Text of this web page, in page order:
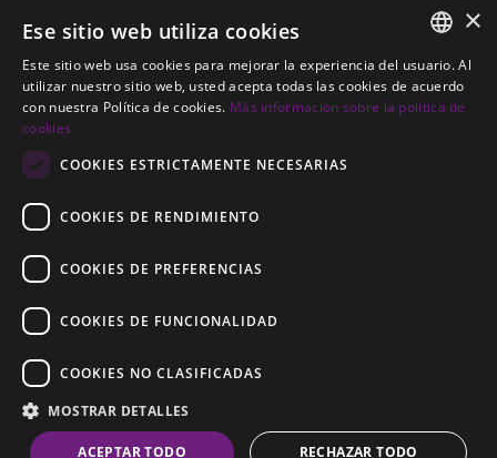
+34 856 091 709
info@noll-sotogrande.com
Contáctanos
Galerias Paniagua Local 43 Avenida de Paniagua, s/n
11310 Sotogrande, Cádiz
Aviso Legal
Construido porInmoba
ENGLISH
SPANISH
×
Ese sitio web utiliza cookies
Este sitio web usa cookies para mejorar la experiencia del usuario. Al
utilizar nuestro sitio web, usted acepta todas las cookies de acuerdo
con nuestra Política de cookies. Más información sobre la política de
cookies
COOKIES ESTRICTAMENTE NECESARIAS
COOKIES DE RENDIMIENTO
COOKIES DE PREFERENCIAS
COOKIES DE FUNCIONALIDAD
COOKIES NO CLASIFICADAS
MOSTRAR DETALLES
ACEPTAR TODO RECHAZAR TODO